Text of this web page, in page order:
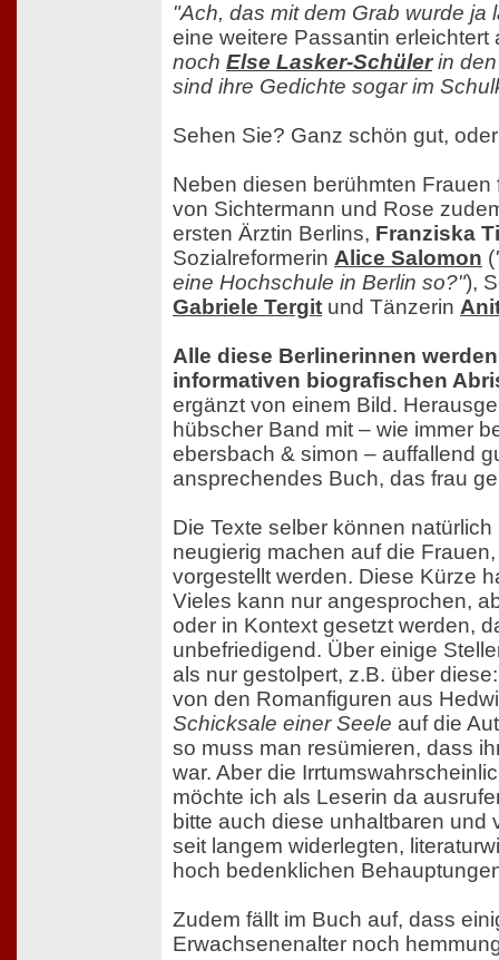
"Ach, das mit dem Grab wurde ja
eine weitere Passantin erleichtert
noch Else Lasker-Schülerin den
sind ihre Gedichte sogar im
Sehen Sie? Ganz schön gut,
Neben diesen berühmten
von Sichtermann und Rose
ersten Ärztin Berlins, Franziska
Sozialreformerin Alice Salomon (
eine Hochschule in Berlin so?"),
Gabriele Tergit und Tänzerin
Alle diese Berlinerinnen
informativen biografischen
ergänzt von einem Bild.
hübscher Band mit – wie immer
ebersbach & simon – auffallend
ansprechendes Buch, das frau
Die Texte selber können
neugierig machen auf die
vorgestellt werden. Diese Kürze
Vieles kann nur angesprochen,
oder in Kontext gesetzt werden,
unbefriedigend. Über einige
als nur gestolpert, z.B. über
von den Romanfiguren aus
Schicksale einer Seele auf die
so muss man resümieren, dass
war. Aber die
möchte ich als Leserin da
bitte auch diese unhaltbaren und
seit langem widerlegten,
hoch bedenklichen
Zudem fällt im Buch auf, dass
Erwachsenenalter noch